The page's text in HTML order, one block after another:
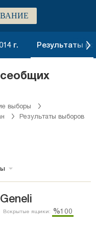
г. Результаты
выборы
Результаты выборов
Вскрытые ящики: %100